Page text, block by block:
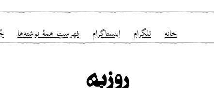
فهرستِ همهٔ نوشته‌ها اینستاگرام تلگرام خانه